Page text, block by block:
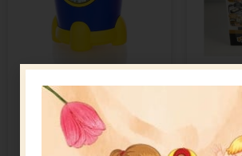
קופת חיסכון חלל
30.00 ש"ח
הוספה לסל